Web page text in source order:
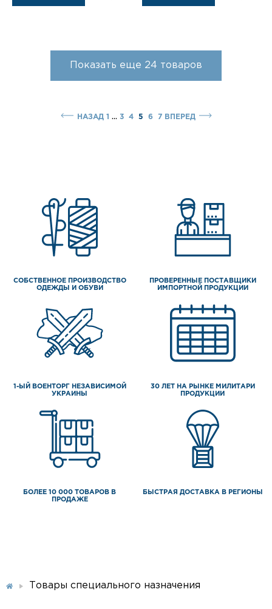
Показать еще 24 товаров
НАЗАД 1 ... 3 4 5 6 7 ВПЕРЕД
СОБСТВЕННОЕ ПРОИЗВОДСТВО
ОДЕЖДЫ И ОБУВИ
ПРОВЕРЕННЫЕ ПОСТАВЩИКИ
ИМПОРТНОЙ ПРОДУКЦИИ
1-ЫЙ ВОЕНТОРГ НЕЗАВИСИМОЙ
УКРАИНЫ
30 ЛЕТ НА РЫНКЕ МИЛИТАРИ
ПРОДУКЦИИ
БОЛЕЕ 10 000 ТОВАРОВ В
ПРОДАЖЕ
БЫСТРАЯ ДОСТАВКА В РЕГИОНЫ
Товары специального назначения